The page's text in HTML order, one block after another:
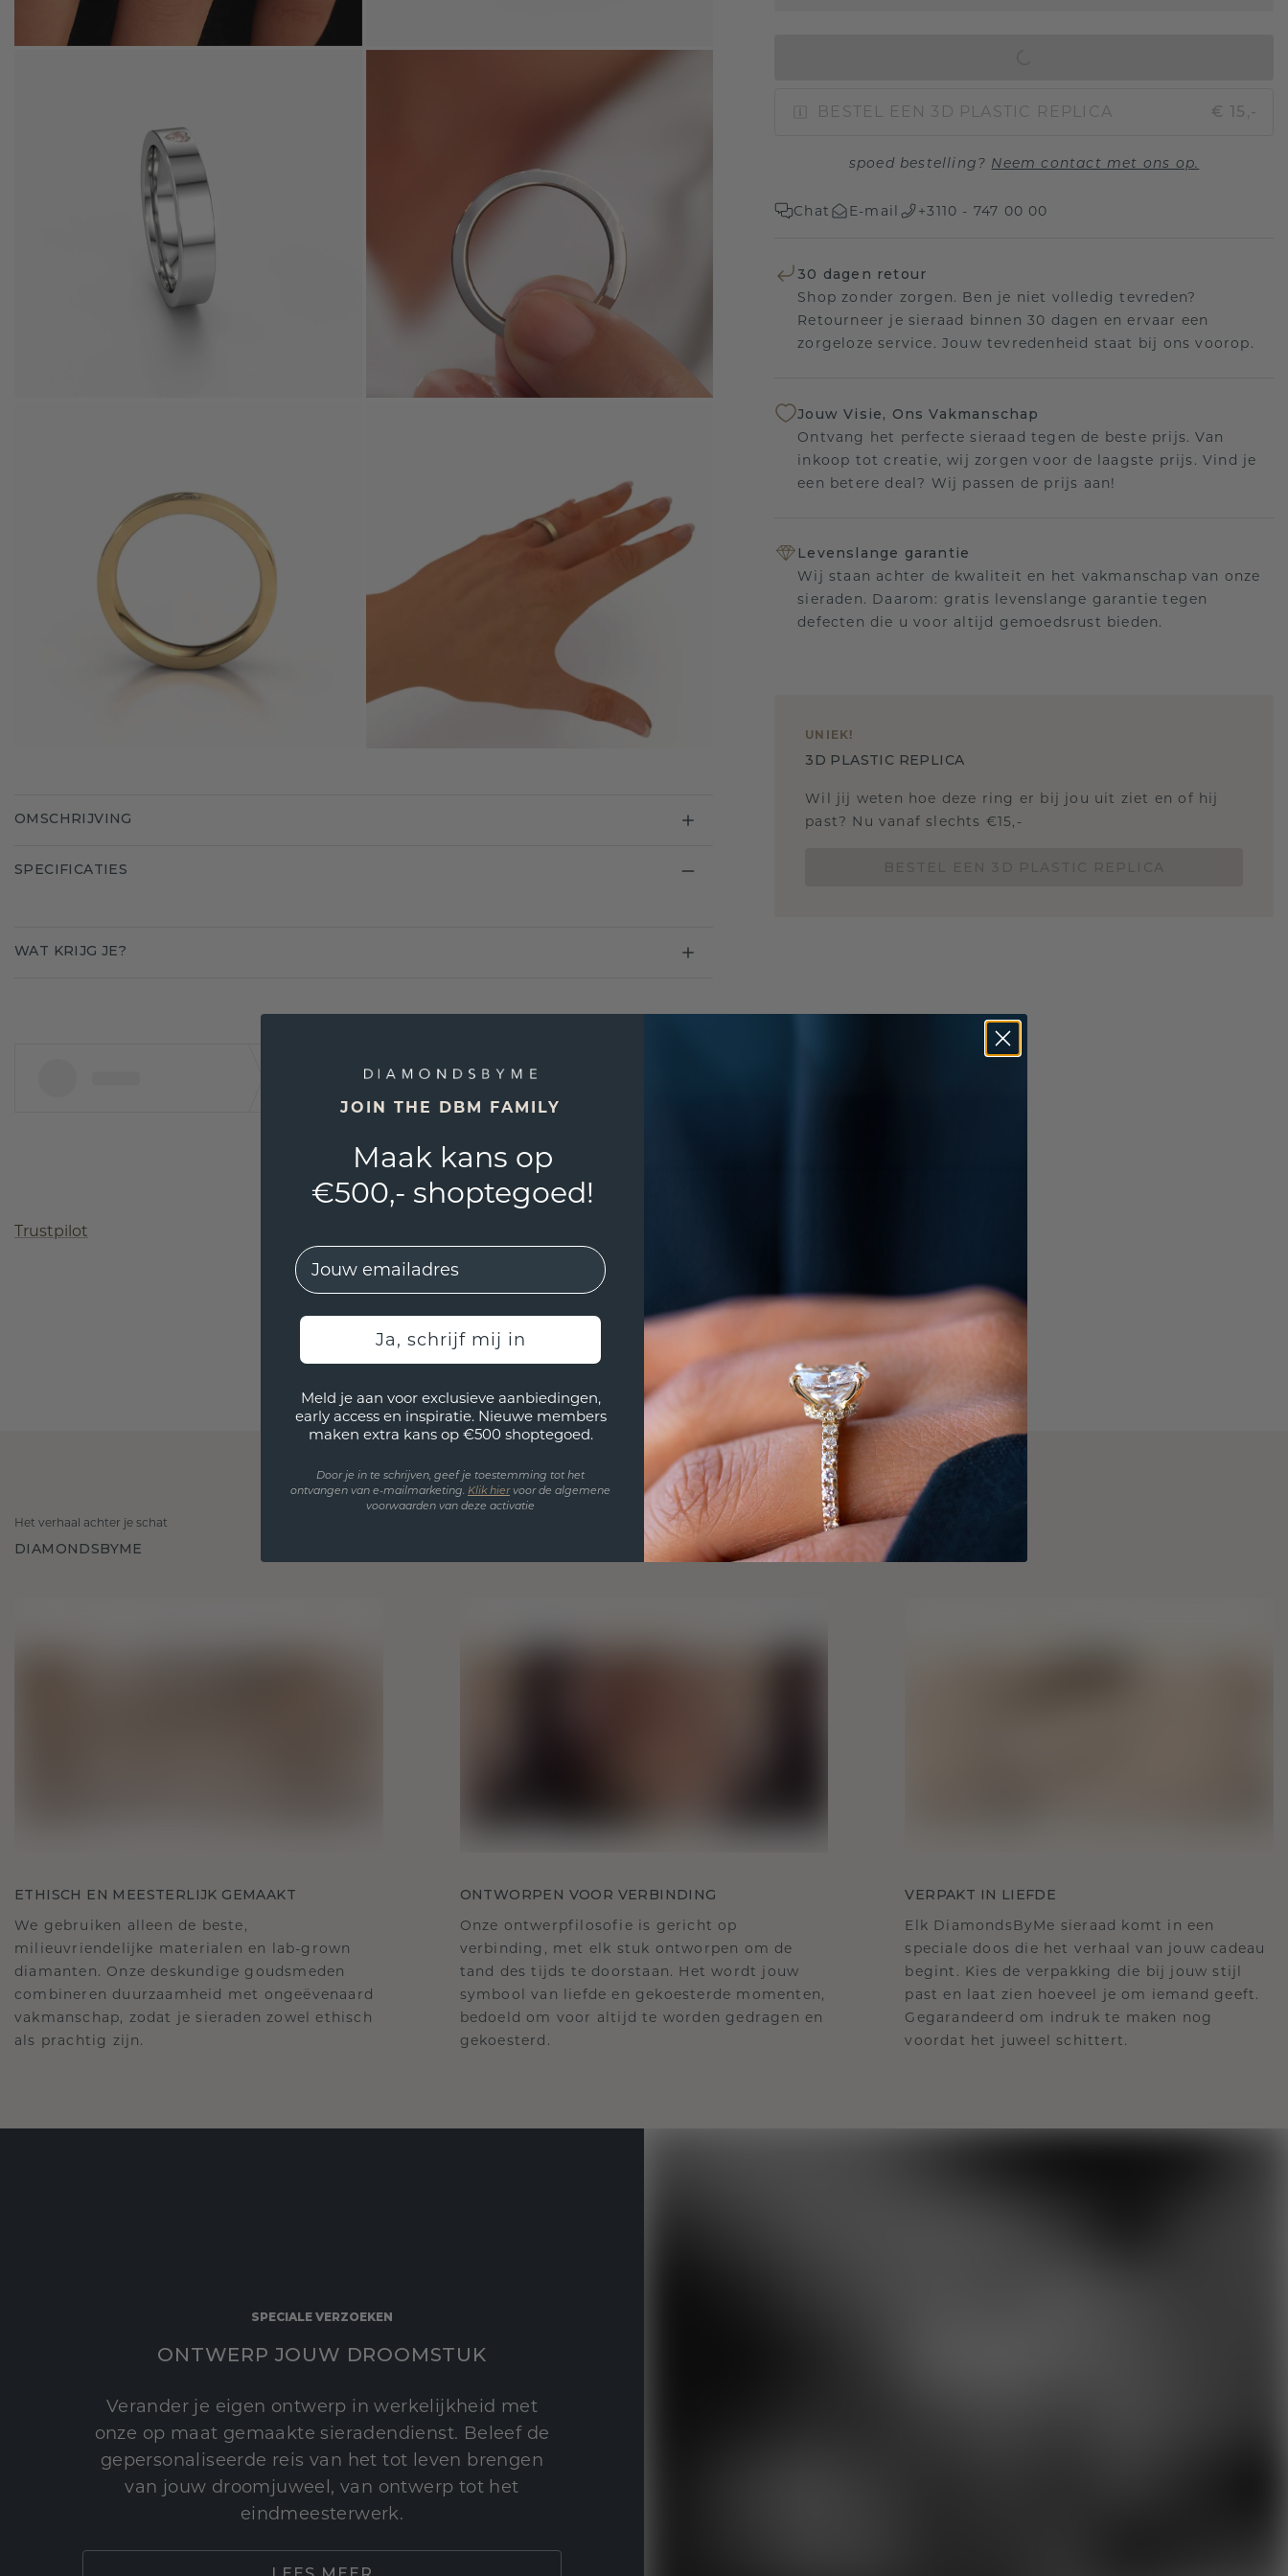
BESTEL EEN 3D PLASTIC REPLICA € 15,-
spoed bestelling? Neem contact met ons op.
Chat E-mail +3110 - 747 00 00
30 dagen retour
Shop zonder zorgen. Ben je niet volledig tevreden?
Retourneer je sieraad binnen 30 dagen en ervaar een
zorgeloze service. Jouw tevredenheid staat bij ons voorop.
Jouw Visie, Ons Vakmanschap
Ontvang het perfecte sieraad tegen de beste prijs. Van
inkoop tot creatie, wij zorgen voor de laagste prijs. Vind je
een betere deal? Wij passen de prijs aan!
Levenslange garantie
Wij staan achter de kwaliteit en het vakmanschap van onze
sieraden. Daarom: gratis levenslange garantie tegen
defecten die u voor altijd gemoedsrust bieden.
UNIEK!
3D PLASTIC REPLICA
Wil jij weten hoe deze ring er bij jou uit ziet en of hij
past? Nu vanaf slechts €15,-
OMSCHRIJVING
SPECIFICATIES
WAT KRIJG JE?
Trustpilot
Het verhaal achter je schat
DIAMONDSBYME
ETHISCH EN MEESTERLIJK GEMAAKT
We gebruiken alleen de beste,
milieuvriendelijke materialen en lab-grown
diamanten. Onze deskundige goudsmeden
combineren duurzaamheid met ongeëvenaard
vakmanschap, zodat je sieraden zowel ethisch
als prachtig zijn.
ONTWORPEN VOOR VERBINDING
Onze ontwerpfilosofie is gericht op
verbinding, met elk stuk ontworpen om de
tand des tijds te doorstaan. Het wordt jouw
symbool van liefde en gekoesterde momenten,
bedoeld om voor altijd te worden gedragen en
gekoesterd.
VERPAKT IN LIEFDE
Elk DiamondsByMe sieraad komt in een
speciale doos die het verhaal van jouw cadeau
begint. Kies de verpakking die bij jouw stijl
past en laat zien hoeveel je om iemand geeft.
Gegarandeerd om indruk te maken nog
voordat het juweel schittert.
SPECIALE VERZOEKEN
ONTWERP JOUW DROOMSTUK
Verander je eigen ontwerp in werkelijkheid met
onze op maat gemaakte sieradendienst. Beleef de
gepersonaliseerde reis van het tot leven brengen
van jouw droomjuweel, van ontwerp tot het
eindmeesterwerk.
JOIN THE DBM FAMILY
Maak kans op
€500,- shoptegoed!
EMail
Ja, schrijf mij in
Meld je aan voor exclusieve aanbiedingen,
early access en inspiratie. Nieuwe members
maken extra kans op €500 shoptegoed.
Door je in te schrijven, geef je toestemming tot het
ontvangen van e-mailmarketing. Klik hiervoor de algemene
voorwaarden van deze activatie